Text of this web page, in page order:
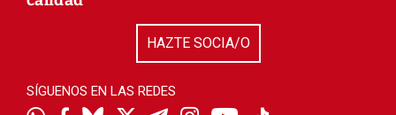
HAZTE SOCIA/O
SÍGUENOS EN LAS REDES